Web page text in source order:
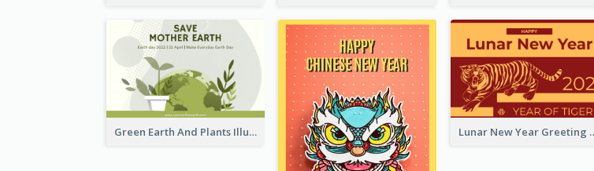
Green Earth And Plants Illustrations Greeting Card Lunar New Year